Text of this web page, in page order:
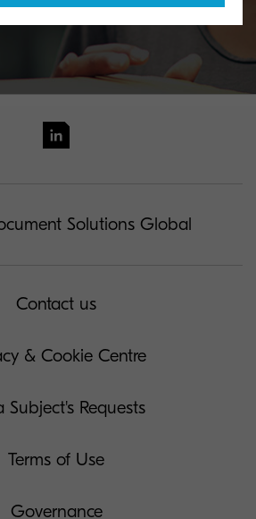
Solutions Global
Contact us
& Cookie Centre
Subject's Requests
Terms of Use
Governance